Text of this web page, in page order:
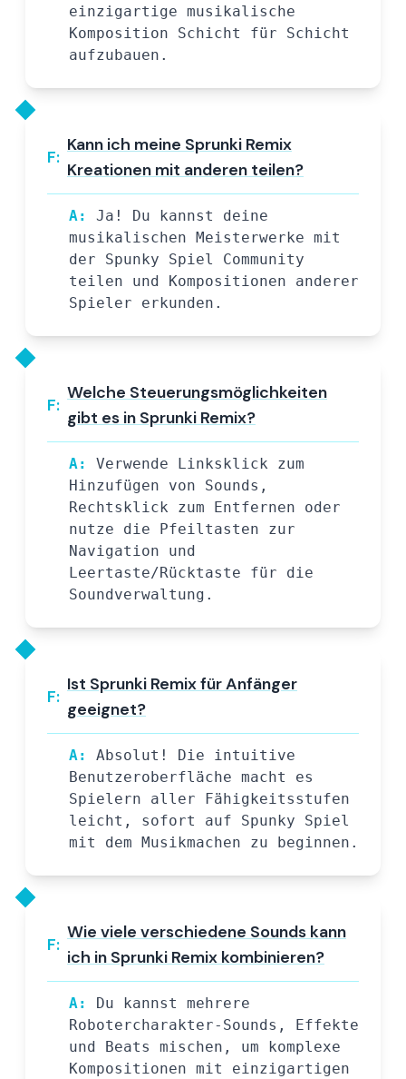
einzigartige musikalische
Komposition Schicht für Schicht
aufzubauen.
F:
Kann ich meine Sprunki Remix
Kreationen mit anderen teilen?
A: Ja! Du kannst deine
musikalischen Meisterwerke mit
der Spunky Spiel Community
teilen und Kompositionen anderer
Spieler erkunden.
F:
Welche Steuerungsmöglichkeiten
gibt es in Sprunki Remix?
A: Verwende Linksklick zum
Hinzufügen von Sounds,
Rechtsklick zum Entfernen oder
nutze die Pfeiltasten zur
Navigation und
Leertaste/Rücktaste für die
Soundverwaltung.
F:
Ist Sprunki Remix für Anfänger
geeignet?
A: Absolut! Die intuitive
Benutzeroberfläche macht es
Spielern aller Fähigkeitsstufen
leicht, sofort auf Spunky Spiel
mit dem Musikmachen zu beginnen.
F:
Wie viele verschiedene Sounds kann
ich in Sprunki Remix kombinieren?
A:
Du kannst mehrere
Robotercharakter-Sounds, Effekte
und Beats mischen, um komplexe
Kompositionen mit einzigartigen